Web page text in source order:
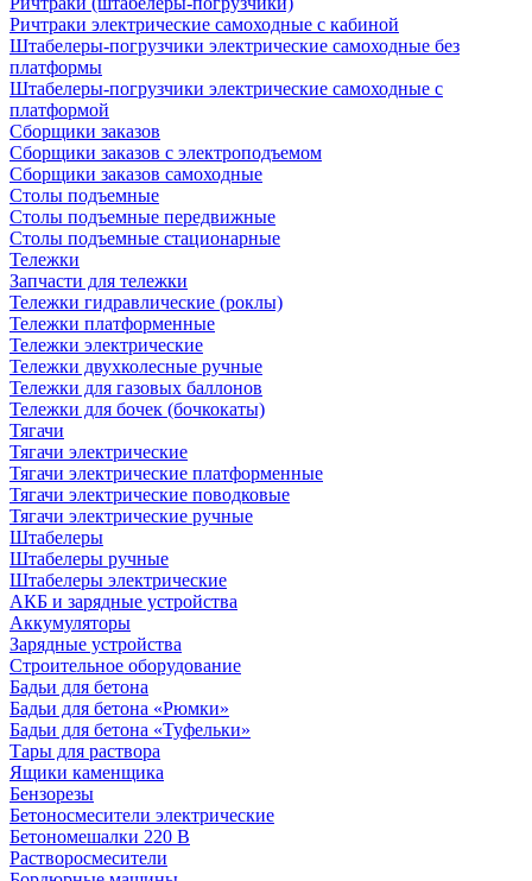
Ричтраки электрические самоходные с кабиной
Штабелеры-погрузчики электрические самоходные без
платформы
Штабелеры-погрузчики электрические самоходные с
платформой
Сборщики заказов
Сборщики заказов с электроподъемом
Сборщики заказов самоходные
Столы подъемные
Столы подъемные передвижные
Столы подъемные стационарные
Тележки
Запчасти для тележки
Тележки гидравлические (роклы)
Тележки платформенные
Тележки электрические
Тележки двухколесные ручные
Тележки для газовых баллонов
Тележки для бочек (бочкокаты)
Тягачи
Тягачи электрические
Тягачи электрические платформенные
Тягачи электрические поводковые
Тягачи электрические ручные
Штабелеры
Штабелеры ручные
Штабелеры электрические
АКБ и зарядные устройства
Аккумуляторы
Зарядные устройства
Строительное оборудование
Бадьи для бетона
Бадьи для бетона «Рюмки»
Бадьи для бетона «Туфельки»
Тары для раствора
Ящики каменщика
Бензорезы
Бетоносмесители электрические
Бетономешалки 220 В
Растворосмесители